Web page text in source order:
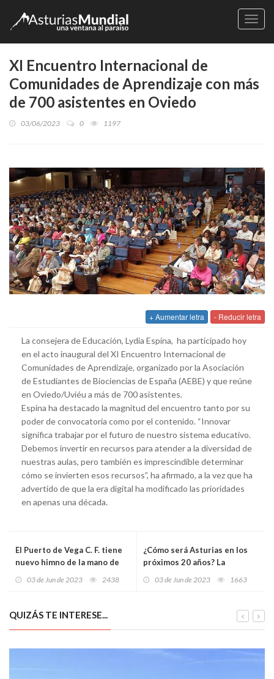
XI Encuentro Internacional de
Comunidades de Aprendizaje con más
de 700 asistentes en Oviedo
03/06/2023 0 1197
+ Aumentar letra - Reducir letra
La consejera de Educación, Lydia Espina, ha participado hoy
en el acto inaugural del XI Encuentro Internacional de
Comunidades de Aprendizaje, organizado por la Asociación
de Estudiantes de Biociencias de España (AEBE) y que reúne
en Oviedo/Uviéu a más de 700 asistentes.
Espina ha destacado la magnitud del encuentro tanto por su
poder de convocatoria como por el contenido. “Innovar
significa trabajar por el futuro de nuestro sistema educativo.
Debemos invertir en recursos para atender a la diversidad de
nuestras aulas, pero también es imprescindible determinar
cómo se invierten esos recursos”, ha afirmado, a la vez que ha
advertido de que la era digital ha modificado las prioridades
en apenas una década.
El Puerto de Vega C. F. tiene
nuevo himno de la mano de
03 de Jun de 2023 2438
¿Cómo será Asturias en los
próximos 20 años? La
03 de Jun de 2023 1663
QUIZÁS TE INTERESE...